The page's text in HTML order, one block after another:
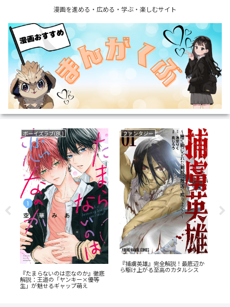
漫画を進める・広める・学ぶ・楽しむサイト
ボーイズラブ(BL)
『たまらないのは恋なのか』徹底
解説：王道の「ヤンキー×優等
生」が魅せるギャップ萌え
ファンタジー
『捕虜英雄』完全解説！最底辺か
ら駆け上がる至高のカタルシス